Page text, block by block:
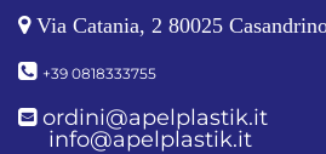
Via Catania, 2 80025
+39 0818333755
ordini@apelplastik.it
info@apelplastik.it